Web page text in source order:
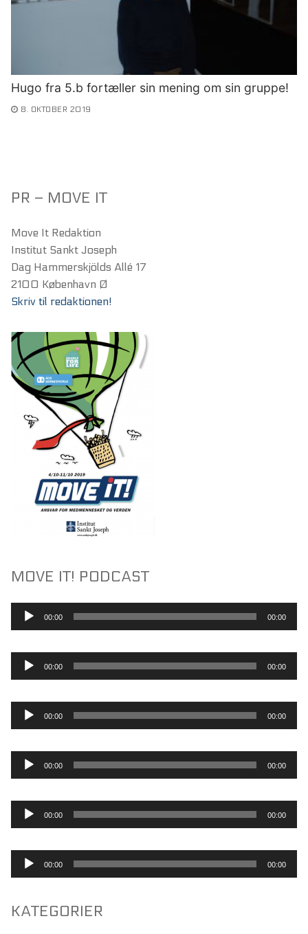
Hugo fra 5.b fortæller sin mening om sin gruppe!
8. OKTOBER 2019
PR – MOVE IT
Move It Redaktion
Institut Sankt Joseph
Dag Hammerskjölds Allé 17
2100 København Ø
Skriv til redaktionen!
MOVE IT! PODCAST
Lydafspiller
00:00 00:00
Lydafspiller
00:00 00:00
Lydafspiller
00:00 00:00
Lydafspiller
00:00 00:00
Lydafspiller
00:00 00:00
Lydafspiller
00:00 00:00
KATEGORIER